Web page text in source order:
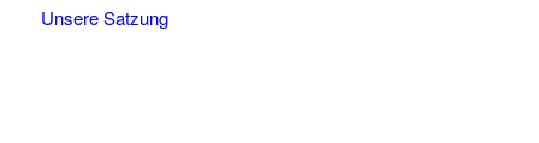
Unsere Satzung